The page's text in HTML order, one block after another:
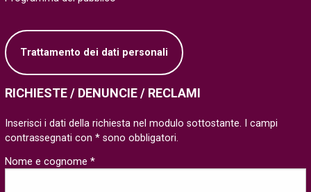
Trattamento dei dati personali
RICHIESTE / DENUNCIE / RECLAMI
Inserisci i dati della richiesta nel modulo sottostante. I campi
contrassegnati con * sono obbligatori.
Nome e cognome *